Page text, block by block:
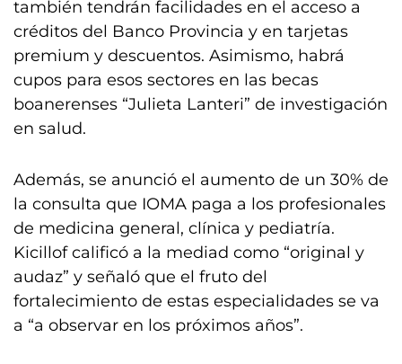
también tendrán facilidades en el acceso a
créditos del Banco Provincia y en tarjetas
premium y descuentos. Asimismo, habrá
cupos para esos sectores en las becas
boanerenses “Julieta Lanteri” de investigación
en salud.
Además, se anunció el aumento de un 30% de
la consulta que IOMA paga a los profesionales
de medicina general, clínica y pediatría.
Kicillof calificó a la mediad como “original y
audaz” y señaló que el fruto del
fortalecimiento de estas especialidades se va
a “a observar en los próximos años”.